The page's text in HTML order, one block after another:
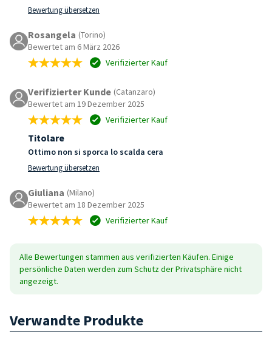
Bewertung übersetzen
Rosangela (Torino)
Bewertet am 6 März 2026
Verifizierter Kauf
Verifizierter Kunde (Catanzaro)
Bewertet am 19 Dezember 2025
Verifizierter Kauf
Titolare
Ottimo non si sporca lo scalda cera
Bewertung übersetzen
Giuliana (Milano)
Bewertet am 18 Dezember 2025
Verifizierter Kauf
Alle Bewertungen stammen aus verifizierten Käufen. Einige
persönliche Daten werden zum Schutz der Privatsphäre nicht
angezeigt.
Verwandte Produkte